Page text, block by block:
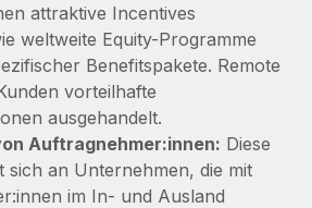
attraktive Incentives
weltweite Equity-Programme
Benefitspakete. Remote
vorteilhafte
ausgehandelt.
Auftragnehmer:innen: Diese
sich an Unternehmen, die mit
im In- und Ausland